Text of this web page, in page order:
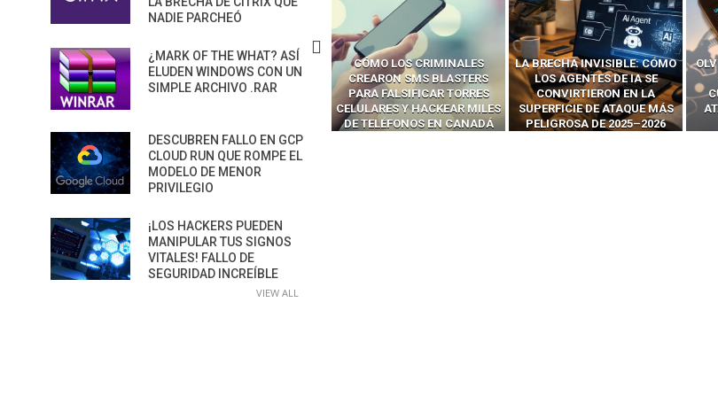
LAVAR EL CEREBRO A
NAVEGADORES CON IA
ROBAR SECRETOS
CÓMO LOS CRIMINALES
CREARON SMS BLASTERS
PARA FALSIFICAR TORRES
LA BRECHA INVISIBLE: CÓMO
LOS AGENTES DE IA SE
CONVIRTIERON EN LA
SUPERFICIE DE ATAQUE MÁS
PELIGROSA DE 2025–2026
OLVIDA METASPLOIT: CÓMO
PREDATOR HACKEA
CUALQUIER MÓVIL CON
ATAQUES PUBLICITARIOS
CERO-CLIC
NADIE PARCHEÓ
¿MARK OF THE WHAT? ASÍ
ELUDEN WINDOWS CON UN
SIMPLE ARCHIVO .RAR
DESCUBREN FALLO EN GCP
CLOUD RUN QUE ROMPE EL
MODELO DE MENOR
PRIVILEGIO
¡LOS HACKERS PUEDEN
MANIPULAR TUS SIGNOS
VITALES! FALLO DE
SEGURIDAD INCREÍBLE
VIEW ALL